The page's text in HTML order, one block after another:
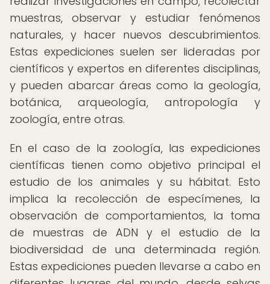
muestras, observar y estudiar fenómenos
naturales, y hacer nuevos descubrimientos.
Estas expediciones suelen ser lideradas por
científicos y expertos en diferentes disciplinas,
y pueden abarcar áreas como la geología,
botánica, arqueología, antropología y
zoología, entre otras.
En el caso de la zoología, las expediciones
científicas tienen como objetivo principal el
estudio de los animales y su hábitat. Esto
implica la recolección de especímenes, la
observación de comportamientos, la toma
de muestras de ADN y el estudio de la
biodiversidad de una determinada región.
Estas expediciones pueden llevarse a cabo en